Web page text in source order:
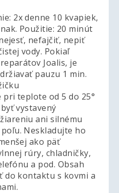
2x denne 10 kvapiek,
Použitie: 20 minút
nefajčiť, nepiť
vody. Pokiaľ
Joalis, je
pauzu 1 min.
teplote od 5 do 25°
vystavený
ani silnému
Neskladujte ho
ako päť
rúry, chladničky,
a pod. Obsah
do kontaktu s kovmi a